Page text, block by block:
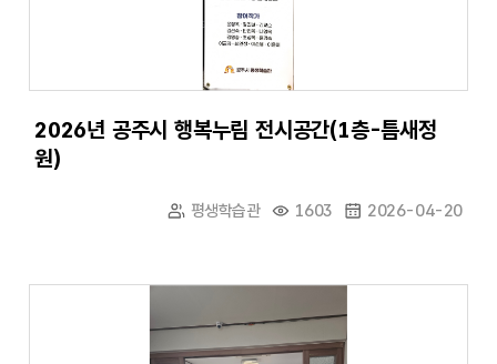
2026년 공주시 행복누림 전시공간(1층-틈새정
원)
평생학습관 1603 2026-04-20